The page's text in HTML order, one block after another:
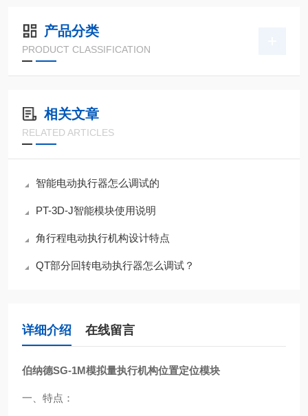
产品分类
PRODUCT CLASSIFICATION
相关文章
RELATED ARTICLES
智能电动执行器怎么调试的
PT-3D-J智能模块使用说明
角行程电动执行机构设计特点
QT部分回转电动执行器怎么调试？
详细介绍 在线留言
伯纳德SG-1M模拟量执行机构位置定位模块
一、特点：